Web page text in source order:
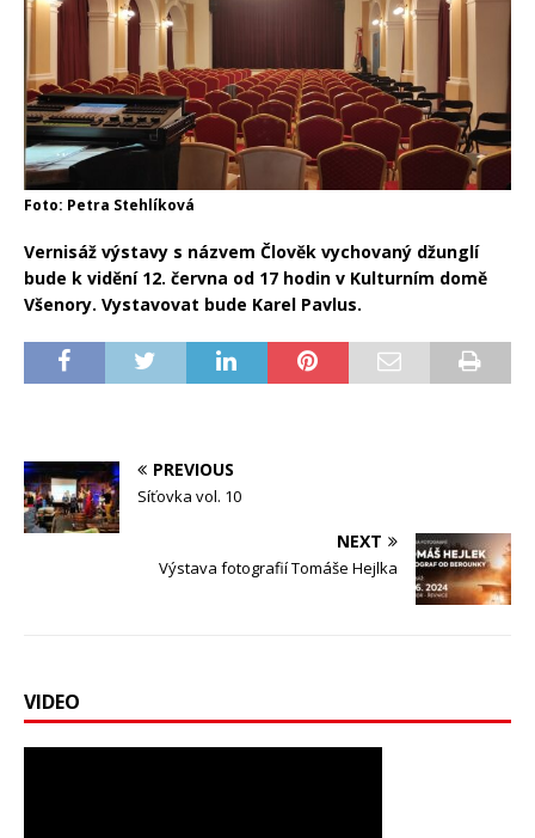
Foto: Petra Stehlíková
Vernisáž výstavy s názvem Člověk vychovaný džunglí
bude k vidění 12. června od 17 hodin v Kulturním domě
Všenory. Vystavovat bude Karel Pavlus.
PREVIOUS
Síťovka vol. 10
NEXT
Výstava fotografií Tomáše Hejlka
VIDEO